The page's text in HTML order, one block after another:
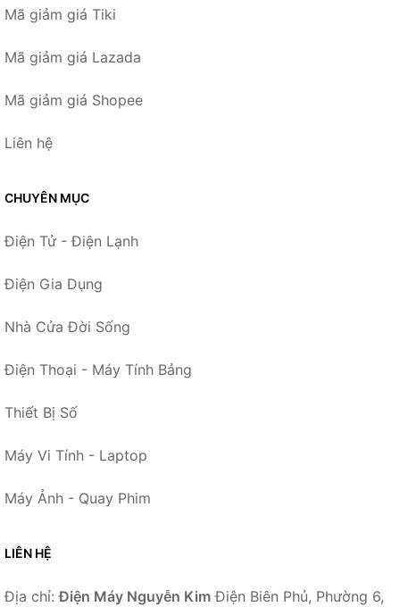
Mã giảm giá Tiki
Mã giảm giá Lazada
Mã giảm giá Shopee
Liên hệ
CHUYÊN MỤC
Điện Tử - Điện Lạnh
Điện Gia Dụng
Nhà Cửa Đời Sống
Điện Thoại - Máy Tính Bảng
Thiết Bị Số
Máy Vi Tính - Laptop
Máy Ảnh - Quay Phim
LIÊN HỆ
Địa chỉ:Điện Máy Nguyễn Kim Điện Biên Phủ, Phường 6,